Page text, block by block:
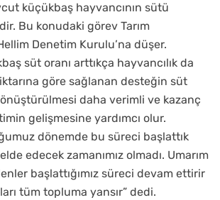
küçükbaş hayvancının sütü
Bu konudaki görev Tarım
Denetim Kurulu’na düşer.
süt oranı arttıkça hayvancılık da
göre sağlanan desteğin süt
daha verimli ve kazanç
gelişmesine yardımcı olur.
dönemde bu süreci başlattık
edecek zamanımız olmadı. Umarım
başlattığımız süreci devam ettirir
tüm topluma yansır” dedi.